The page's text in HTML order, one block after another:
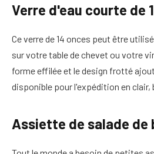
Verre d'eau courte de
Ce verre de 14 onces peut être
sur votre table de chevet ou votre
forme effilée et le design frotté
disponible pour l'expédition en clair,
Assiette de salade de